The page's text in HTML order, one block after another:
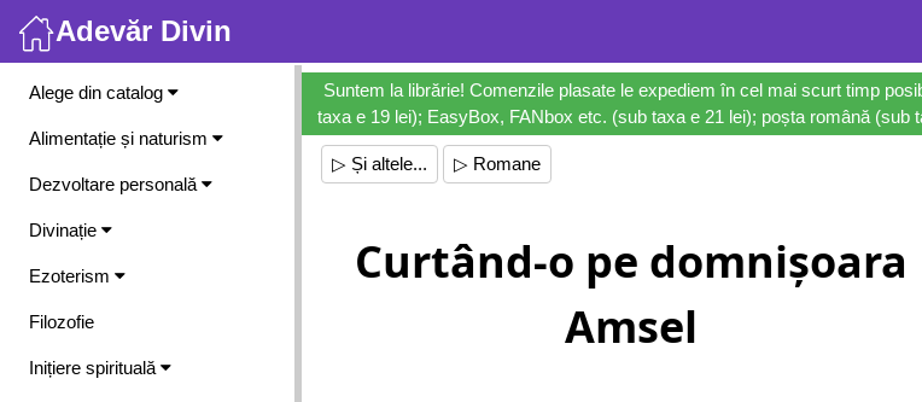
Adevăr Divin
Meniu
Alege din catalog
Alimentație și naturism
Dezvoltare personală
Divinație
Ezoterism
Filozofie
Inițiere spirituală
Suntem la librărie! Comenzile plasate le expediem în cel mai scurt timp
taxa e 19 lei); EasyBox, FANbox etc. (sub taxa e 21 lei); poșta română
▷ Și altele... ▷ Romane
Curtând-o pe domnișoara
Amsel